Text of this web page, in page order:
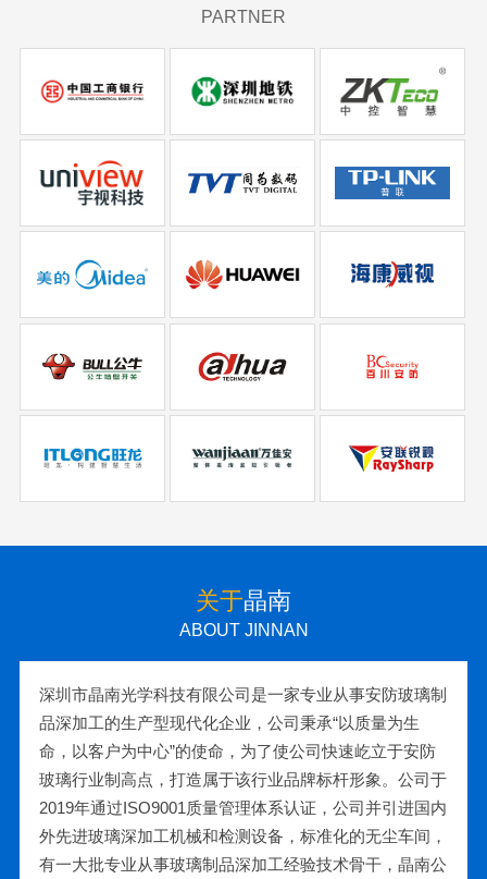
PARTNER
关于晶南
ABOUT JINNAN
深圳市晶南光学科技有限公司是一家专业从事安防玻璃制
品深加工的生产型现代化企业，公司秉承“以质量为生
命，以客户为中心”的使命，为了使公司快速屹立于安防
玻璃行业制高点，打造属于该行业品牌标杆形象。公司于
2019年通过ISO9001质量管理体系认证，公司并引进国内
外先进玻璃深加工机械和检测设备，标准化的无尘车间，
有一大批专业从事玻璃制品深加工经验技术骨干，晶南公